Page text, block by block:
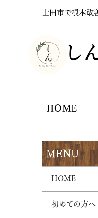
上田市で根本改
し
HOME
MENU
HOME
初めての方へ